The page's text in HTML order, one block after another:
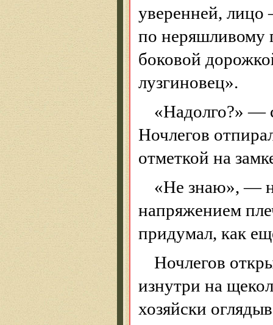
уверенней, лицо
по неряшливому
боковой
лузгиновец».
«Надолго?» —
Ночлегов
отметкой на
«Не знаю», —
напряжением
придумал, как
Ночлегов
изнутри на
хозяйски